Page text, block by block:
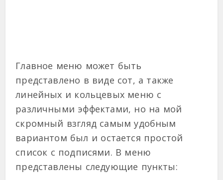
Главное меню может быть
представлено в виде сот, а также
линейных и кольцевых меню с
различными эффектами, но на мой
скромный взгляд самым удобным
вариантом был и остается простой
список с подписями. В меню
представлены следующие пункты: